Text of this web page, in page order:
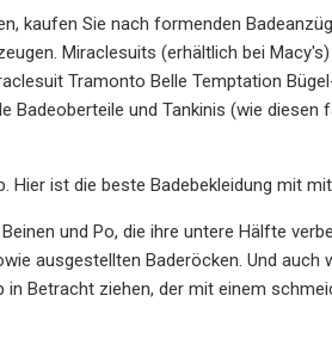
kaufen Sie nach formenden
Miraclesuits (erhältlich bei
Tramonto Belle Temptation
Badeoberteile und Tankinis (wie
Hier ist die beste Badebekleidung mit
und Po, die ihre untere Hälfte
ausgestellten Baderöcken. Und
in Betracht ziehen, der mit einem